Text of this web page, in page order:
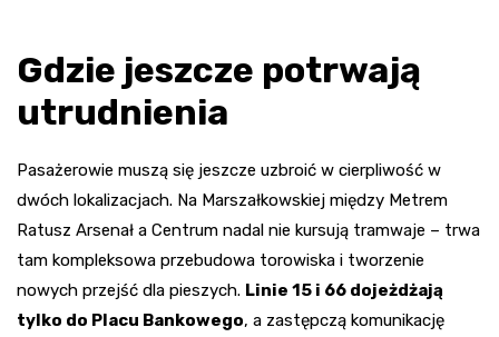
Gdzie jeszcze potrwają
utrudnienia
Pasażerowie muszą się jeszcze uzbroić w cierpliwość w
dwóch lokalizacjach. Na Marszałkowskiej między Metrem
Ratusz Arsenał a Centrum nadal nie kursują tramwaje – trwa
tam kompleksowa przebudowa torowiska i tworzenie
nowych przejść dla pieszych. Linie 15 i 66 dojeżdżają
tylko do Placu Bankowego, a zastępczą komunikację